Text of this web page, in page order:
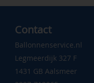
Contact
Ballonnenservice.nl
Legmeerdijk 327 F
1431 GB Aalsmeer